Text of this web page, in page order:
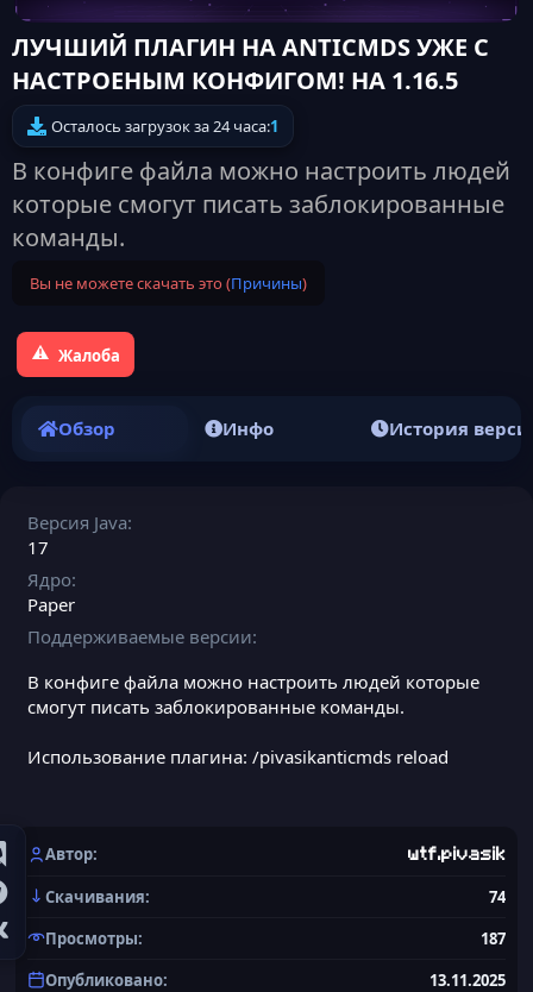
ЛУЧШИЙ ПЛАГИН НА ANTICMDS УЖЕ С
НАСТРОЕНЫМ КОНФИГОМ! НА 1.16.5
Осталось загрузок за 24 часа:1
В конфиге файла можно настроить людей
которые смогут писать заблокированные
команды.
Вы не можете скачать это (Причины)
Жалоба
Обзор Инфо История
Версия Java
17
Ядро
Paper
Поддерживаемые версии
В конфиге файла можно настроить людей которые
смогут писать заблокированные команды.
Использование плагина: /pivasikanticmds reload
Автор wtf.pivasik
Скачивания
74
Просмотры
187
Опубликовано
13.11.2025